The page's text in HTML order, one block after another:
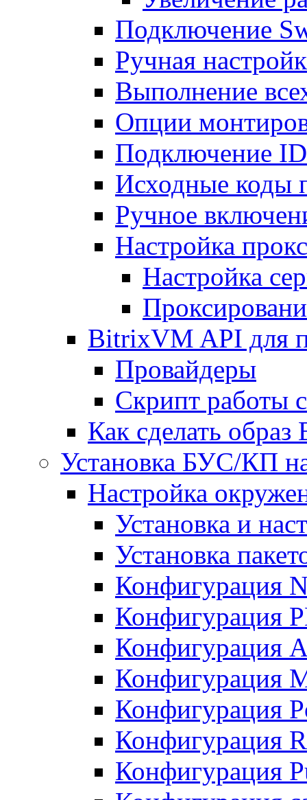
Подключение
Ручная
Выполнение
Опции
Подключение
Исходные коды
Ручное
Настройка
Настройка
BitrixVM API для
Провайдеры
Скрипт работы
Как сделать
Установка БУС/КП
Настройка
Установка и
Установка
Конфигурация
Конфигурация
Конфигурация
Конфигурация
Конфигурация
Конфигурация
Конфигурация